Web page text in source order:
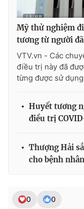
Thời
Giấy phép hoạt động
cấp ngày 29/12/2023
Phó Tổng Biên tập:
Nguyễn Trọng Ninh
Mỹ thử nghiệm
tương từ người
VTV.vn - Các
điều trị này đã
từng được sử
Huyết tương
điều trị
Thượng Hải
cho bệnh
0 0